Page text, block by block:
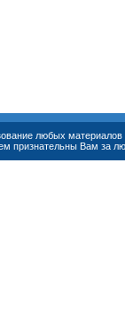
любых
признательны Вам за